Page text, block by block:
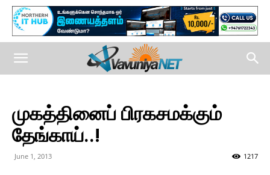
முகத்தினைப் பிரகசமக்கும்
தேங்காய்..!
June 1, 2013 1217